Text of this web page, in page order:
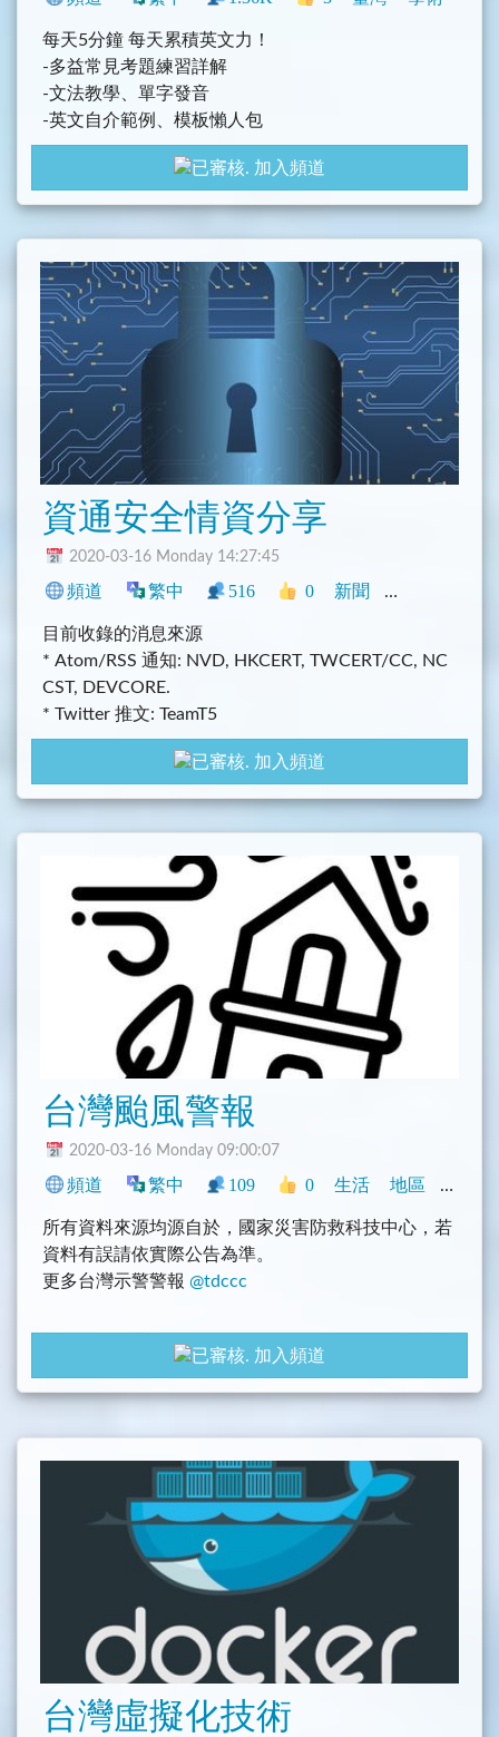
每天5分鐘 每天累積英文力！
-多益常見考題練習詳解
-文法教學、單字發音
-英文自介範例、模板懶人包
每週定時更新，歡迎想要學習英文的同學們，
一定要加入我們的頻道喔！
加入頻道
資通安全情資分享
2020-03-16 Monday 14:27:45
頻道 繁中 516 0 新聞 中文圈
目前收錄的消息來源
* Atom/RSS 通知: NVD, HKCERT, TWCERT/CC, NC
CST, DEVCORE.
* Twitter 推文: TeamT5
加入頻道
台灣颱風警報
2020-03-16 Monday 09:00:07
頻道 繁中 109 0 生活 地區 中文圈
所有資料來源均源自於，國家災害防救科技中心，若
資料有誤請依實際公告為準。
更多台灣示警警報 @tdccc
gayhub: https://github.com/tasi788/TaiwanAlertBot
================
Icons made by freepik
加入頻道
台灣虛擬化技術